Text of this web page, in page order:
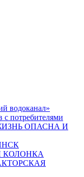
водоканал»
с потребителями
ОПАСНА И
КОЛОНКА